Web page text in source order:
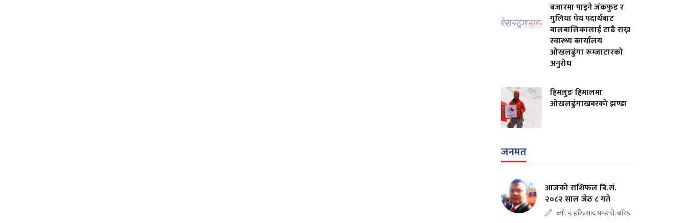
बजारमा पाइने जंकफुड र
गुलिया पेय पदार्थबाट
बालबालिकालाई टाढै राख्न
स्वास्थ्य कार्यालय
ओखलढुंगा रूम्जाटारको
अनुरोध
हिमलुङ हिमालमा
ओखलढुंगाखबरको झण्डा
जनमत
आजको राशिफल बि.सं.
२०८२ साल जेठ ८ गते
ज्यो. पं. हरिप्रसाद भण्डारी, बरिष्ठ